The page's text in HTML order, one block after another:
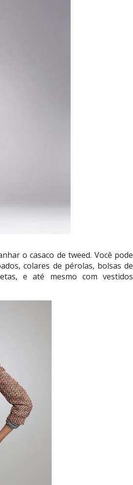
o casaco de tweed. Você pode
colares de pérolas, bolsas de
e até mesmo com vestidos